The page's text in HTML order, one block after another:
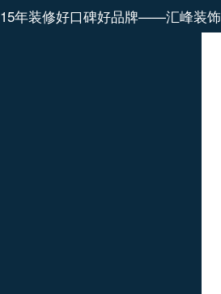
15年装修好口碑好品牌——汇峰装饰